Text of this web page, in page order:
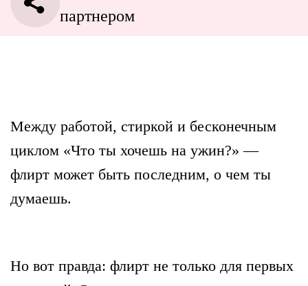
партнером
Между работой, стиркой и бесконечным
циклом «Что ты хочешь на ужин?» —
флирт может быть последним, о чем ты
думаешь.
Но вот правда: флирт не только для первых